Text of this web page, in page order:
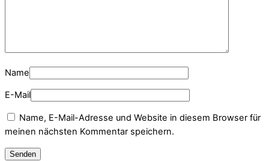
Name
E-Mail
Name, E-Mail-Adresse und Website in diesem Browser für
meinen nächsten Kommentar speichern.